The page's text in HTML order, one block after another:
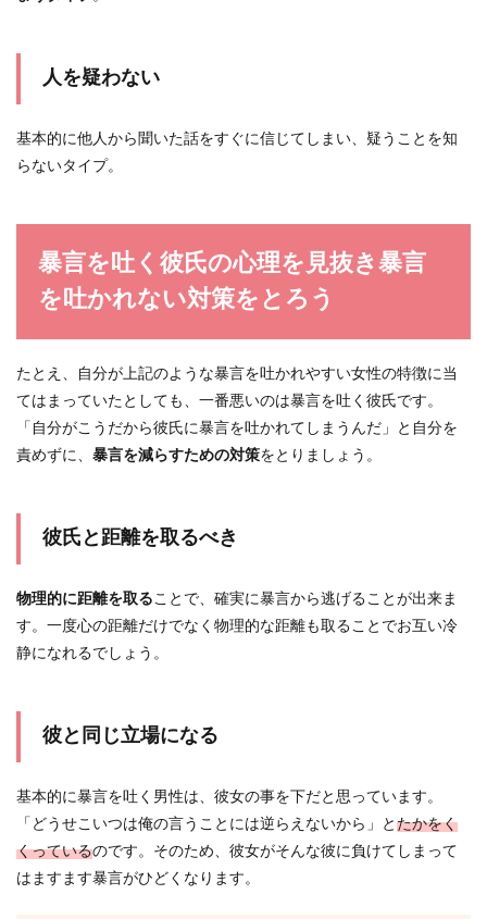
人を疑わない
基本的に他人から聞いた話をすぐに信じてしまい、疑うことを知
らないタイプ。
暴言を吐く彼氏の心理を見抜き暴言
を吐かれない対策をとろう
たとえ、自分が上記のような暴言を吐かれやすい女性の特徴に当
てはまっていたとしても、一番悪いのは暴言を吐く彼氏です。
「自分がこうだから彼氏に暴言を吐かれてしまうんだ」と自分を
責めずに、 暴言を減らすための対策をとりましょう。
彼氏と距離を取るべき
物理的に距離を取ることで、確実に暴言から逃げることが出来ま
す。一度心の距離だけでなく物理的な距離も取ることでお互い冷
静になれるでしょう。
彼と同じ立場になる
基本的に暴言を吐く男性は、彼女の事を下だと思っています。
「どうせこいつは俺の言うことには逆らえないから」と たかをく
くっているのです。そのため、彼女がそんな彼に負けてしまって
はますます暴言がひどくなります。